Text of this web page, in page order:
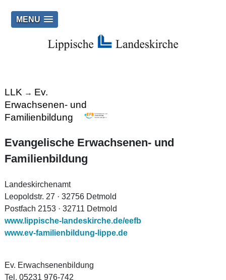
MENU
LLK → Ev.
Erwachsenen- und
Familienbildung
Evangelische Erwachsenen- und
Familienbildung
Landeskirchenamt
Leopoldstr. 27 · 32756 Detmold
Postfach 2153 · 32711 Detmold
www.lippische-landeskirche.de/eefb
www.ev-familienbildung-lippe.de
Ev. Erwachsenenbildung
Tel. 05231 976-742